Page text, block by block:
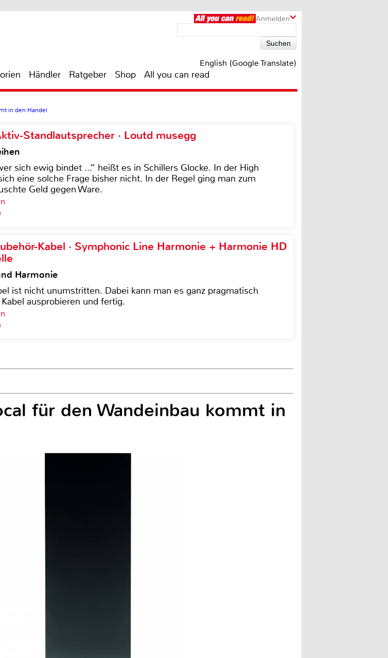
Anmelden
English (Google Translate)
Händler Ratgeber Shop All you can read
in den Handel
Standlautsprecher · Loutd musegg
sich ewig bindet ...“ heißt es in Schillers Glocke. In der High
eine solche Frage bisher nicht. In der Regel ging man zum
Geld gegen Ware.
Kabel · Symphonic Line Harmonie + Harmonie HD
Harmonie
ist nicht unumstritten. Dabei kann man es ganz pragmatisch
ausprobieren und fertig.
für den Wandeinbau kommt in